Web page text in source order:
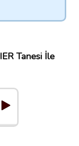
Tanesi İle